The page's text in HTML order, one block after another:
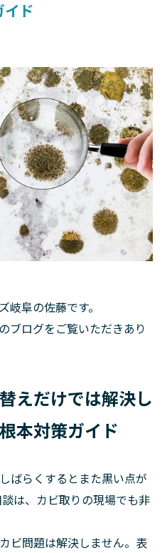
イド
岐阜の佐藤です。
ブログをご覧いただきあり
えだけでは解決し
本対策ガイド
ばらくするとまた黒い点が
は、カビ取りの現場でも非
ビ問題は解決しません。表